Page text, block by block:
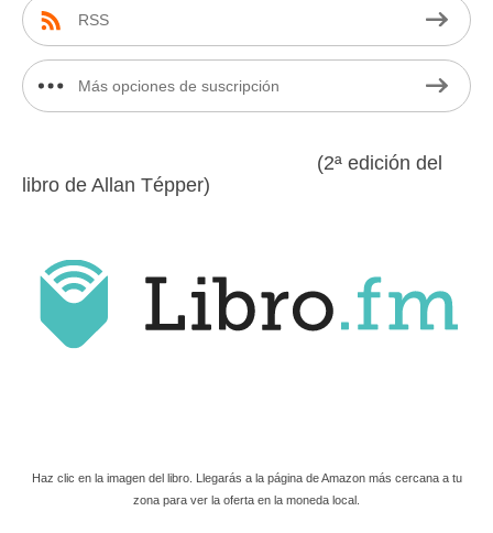
RSS
Más opciones de suscripción
(2ª edición del
libro de Allan Tépper)
Haz clic en la imagen del libro. Llegarás a la página de Amazon más cercana a tu
zona para ver la oferta en la moneda local.